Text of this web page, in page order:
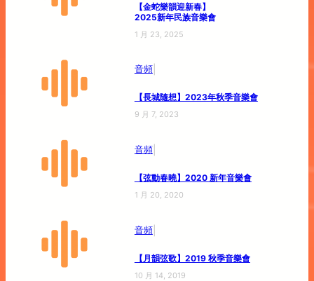
【金蛇樂韻迎新春】
2025新年民族音樂會
1 月 23, 2025
音頻|
【長城隨想】2023年秋季音樂會
9 月 7, 2023
音頻|
【弦動春曉】2020 新年音樂會
1 月 20, 2020
音頻|
【月韻弦歌】2019 秋季音樂會
10 月 14, 2019